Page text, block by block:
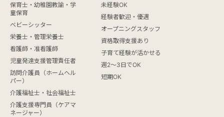
保育士・幼稚園教諭・学
童保育
ベビーシッター
栄養士・管理栄養士
看護師・准看護師
児童発達支援管理責任者
訪問介護員（ホームヘル
パー）
介護福祉士・社会福祉士
介護支援専門員（ケアマ
ネージャー）
未経験OK
経験者歓迎・優遇
オープニングスタッフ
資格取得支援あり
子育て経験が活かせる
週2～3日でOK
短期OK